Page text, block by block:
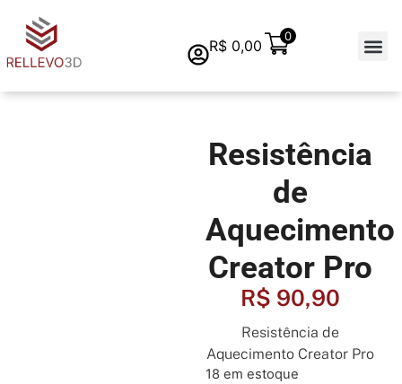
R$0,00
0
Resistência
de
Aquecimento
Creator Pro
R$ 90,90
Resistência de
Aquecimento Creator Pro
18 em estoque